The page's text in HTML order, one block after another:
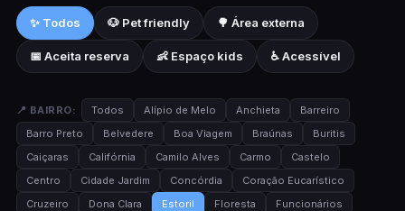
✨ Todos 🐶 Pet friendly 🌳 Área externa
📅 Aceita reserva 👶 Espaço kids ♿ Acessível
📍 BAIRRO: Todos Alípio de Melo Anchieta
Barreiro
Barro Preto
Belvedere Boa Viagem Braúnas
Buritis
Caiçaras
Califórnia Camilo Alves Carmo
Castelo
Centro
Cidade Jardim Concórdia
Coração Eucarístico
Cruzeiro
Dona Clara Estoril Floresta
Funcionários